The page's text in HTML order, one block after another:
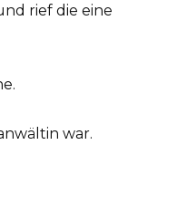
rief die eine
war.